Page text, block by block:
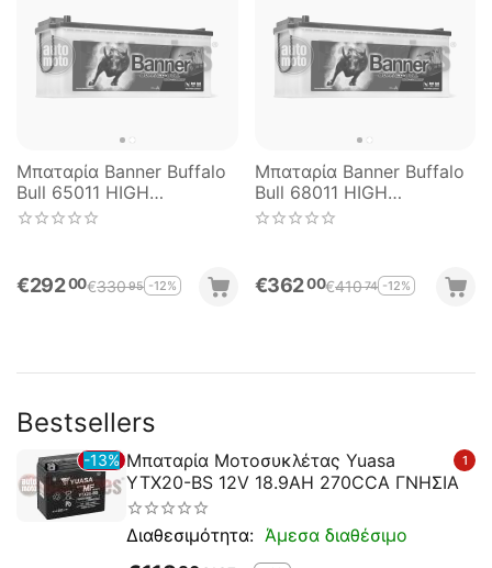
Μπαταρία Banner Buffalo
Bull 65011 HIGH
CURRENT 150AH 1150EN
€29200€33095 -12%
Μπαταρία Banner Buffalo
Bull 68011 HIGH
CURRENT 180AH 1400EN
€36200€41074 -12%
Bestsellers
13% 1
Μπαταρία Μοτοσυκλέτας Yuasa
YTX20-BS 12V 18.9AH 270CCA ΓΝΗΣΙΑ
Διαθεσιμότητα: Άμεσα διαθέσιμο